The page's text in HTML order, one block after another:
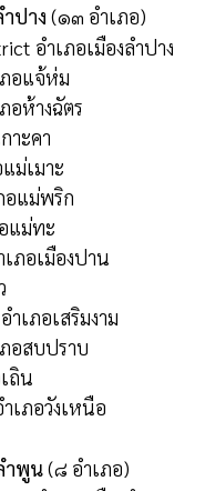
ปาง (๑๓ อำเภอ)
อำเภอเมืองลำปาง
อแจ้ห่ม
อห้างฉัตร
าะคา
ม่เมาะ
อแม่พริก
แม่ทะ
ภอเมืองปาน
เภอเสริมงาม
อสบปราบ
ถิน
เภอวังเหนือ
ำพูน(๘ อำเภอ)